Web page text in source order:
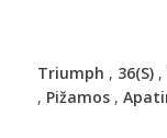
Triumph , 36(S),
, Pižamos,